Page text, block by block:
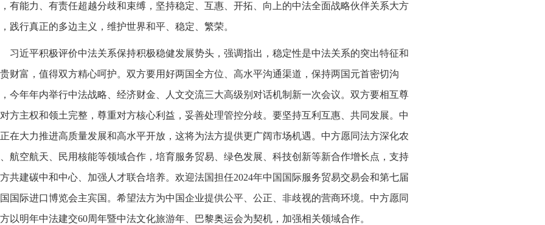
有能力、有责任超越分歧和束缚，坚持稳定、互惠、开拓、向上的中法全面战略伙伴关系大方
践行真正的多边主义，维护世界和平、稳定、繁荣。
习近平积极评价中法关系保持积极稳健发展势头，强调指出，稳定性是中法关系的突出特征和
财富，值得双方精心呵护。双方要用好两国全方位、高水平沟通渠道，保持两国元首密切沟
今年年内举行中法战略、经济财金、人文交流三大高级别对话机制新一次会议。双方要相互尊
方主权和领土完整，尊重对方核心利益，妥善处理管控分歧。要坚持互利互惠、共同发展。中
在大力推进高质量发展和高水平开放，这将为法方提供更广阔市场机遇。中方愿同法方深化农
航空航天、民用核能等领域合作，培育服务贸易、绿色发展、科技创新等新合作增长点，支持
共建碳中和中心、加强人才联合培养。欢迎法国担任2024年中国国际服务贸易交易会和第七届
国际进口博览会主宾国。希望法方为中国企业提供公平、公正、非歧视的营商环境。中方愿同
以明年中法建交60周年暨中法文化旅游年、巴黎奥运会为契机，加强相关领域合作。